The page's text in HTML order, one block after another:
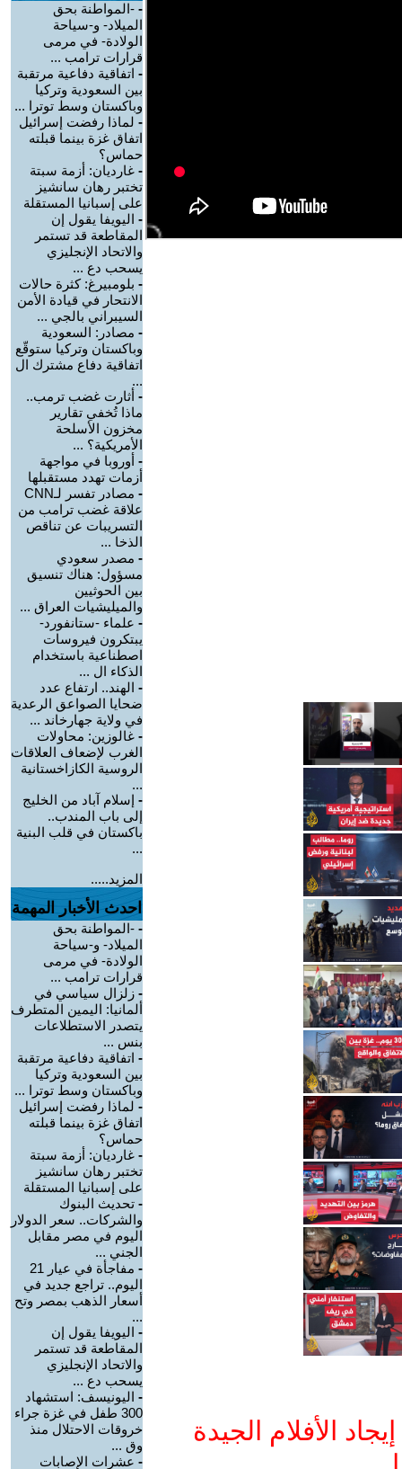
الأفلام الجيدة
- -المواطنة بحق
الميلاد- و-سياحة
الولادة- في مرمى
قرارات ترامب ...
- اتفاقية دفاعية مرتقبة
بين السعودية وتركيا
وباكستان وسط توترا ...
- لماذا رفضت إسرائيل
اتفاق غزة بينما قبلته
حماس؟
- غارديان: أزمة سبتة
تختبر رهان سانشيز
على إسبانيا المستقلة
- اليويفا يقول إن
المقاطعة قد تستمر
والاتحاد الإنجليزي
يسحب دع ...
- بلومبيرغ: كثرة حالات
الانتحار في قيادة الأمن
السيبراني بالجي ...
- مصادر: السعودية
وباكستان وتركيا ستوقّع
اتفاقية دفاع مشترك ال
...
- أثارت غضب ترمب..
ماذا تُخفي تقارير
مخزون الأسلحة
الأمريكية؟ ...
- أوروبا في مواجهة
أزمات تهدد مستقبلها
-
مصادر تفسر لـCNN
علاقة غضب ترامب من
التسريبات عن تناقص
الذخا ...
- مصدر سعودي
مسؤول: هناك تنسيق
بين الحوثيين
والميليشيات العراق ...
- علماء -ستانفورد-
يبتكرون فيروسات
اصطناعية باستخدام
الذكاء ال ...
- الهند.. ارتفاع عدد
ضحايا الصواعق الرعدية
في ولاية جهارخاند ...
- غالوزين: محاولات
الغرب لإضعاف العلاقات
الروسية الكازاخستانية
...
- إسلام آباد من الخليج
إلى باب المندب..
باكستان في قلب البنية
...
المزيد.....
احدث الأخبار المهمة
- -المواطنة بحق
الميلاد- و-سياحة
الولادة- في مرمى
قرارات ترامب ...
- زلزال سياسي في
ألمانيا: اليمين المتطرف
يتصدر الاستطلاعات
بنس ...
- اتفاقية دفاعية مرتقبة
بين السعودية وتركيا
وباكستان وسط توترا ...
- لماذا رفضت إسرائيل
اتفاق غزة بينما قبلته
حماس؟
- غارديان: أزمة سبتة
تختبر رهان سانشيز
على إسبانيا المستقلة
- تحديث البنوك
والشركات.. سعر الدولار
اليوم في مصر مقابل
الجني ...
-
مفاجأة في عيار 21
اليوم.. تراجع جديد في
أسعار الذهب بمصر وتح
...
- اليويفا يقول إن
المقاطعة قد تستمر
والاتحاد الإنجليزي
يسحب دع ...
- اليونيسف: استشهاد
300 طفل في غزة جراء
خروقات الاحتلال منذ
وق ...
- عشرات الإصابات